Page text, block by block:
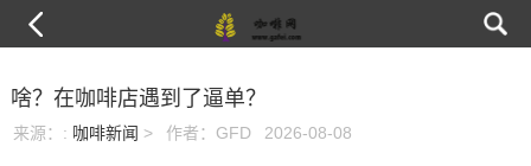
啥？在咖啡店遇到了逼单？
来源： : 咖啡新闻 > 作者：GFD 2026-08-08